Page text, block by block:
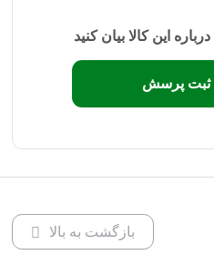
این کالا بیان کنید
ثبت پرسش
بازگشت به بالا